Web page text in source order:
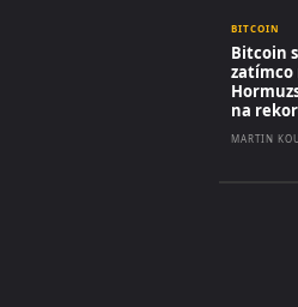
BITCOIN
Bitcoin
zatímco
na
MARTIN